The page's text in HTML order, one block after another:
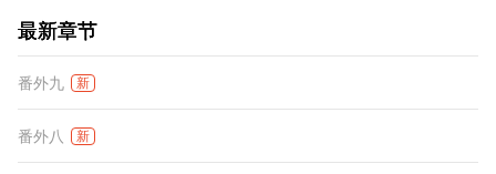
最新章节
番外九 新
番外八 新